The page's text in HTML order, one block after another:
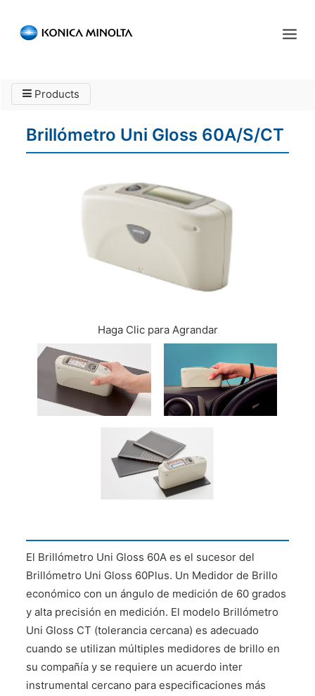
INICIO
PRODUCTOS
Products
Brillómetro Uni Gloss 60A/S/CT
Haga Clic para Agrandar
El Brillómetro Uni Gloss 60A es el sucesor del
Brillómetro Uni Gloss 60Plus. Un Medidor de Brillo
económico con un ángulo de medición de 60 grados
y alta precisión en medición. El modelo Brillómetro
Uni Gloss CT (tolerancia cercana) es adecuado
cuando se utilizan múltiples medidores de brillo en
su compañía y se requiere un acuerdo inter
instrumental cercano para especificaciones más